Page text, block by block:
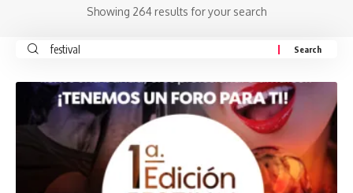
Showing 264 results for your search